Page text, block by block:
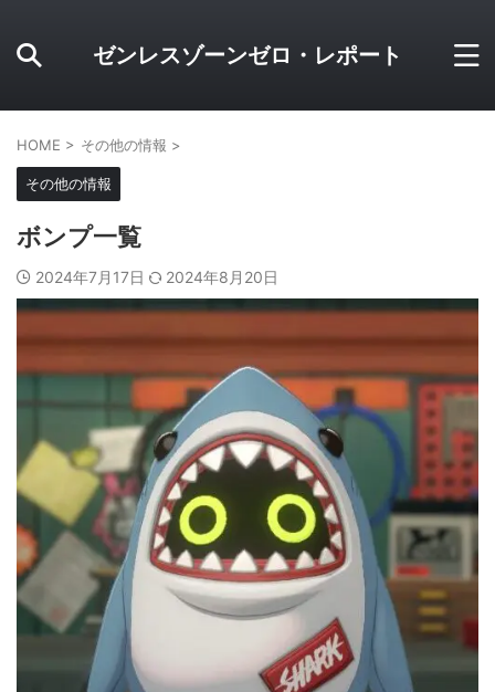
ゼンレスゾーンゼロ・レポート
HOME > その他の情報 >
その他の情報
ボンプ一覧
2024年7月17日 2024年8月20日